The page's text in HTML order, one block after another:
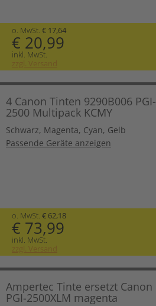
o. MwSt. € 17,64
€ 20,99
inkl. MwSt.
zzgl. Versand
4 Canon Tinten 9290B006 PGI-
2500 Multipack KCMY
Schwarz, Magenta, Cyan, Gelb
Passende Geräte anzeigen
o. MwSt. € 62,18
€ 73,99
inkl. MwSt.
zzgl. Versand
Ampertec Tinte ersetzt Canon
PGI-2500XLM magenta